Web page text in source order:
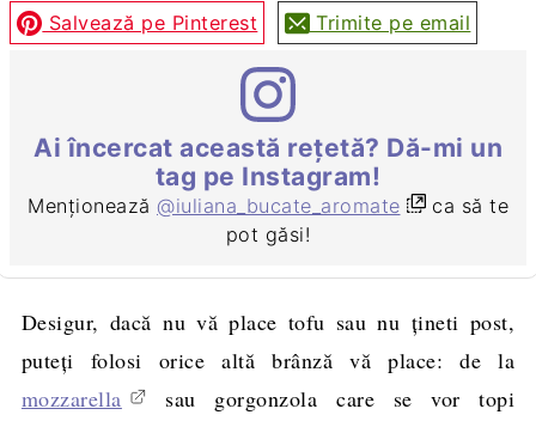
Salvează pe Pinterest Trimite pe email
Ai încercat această rețetă? Dă-mi un
tag pe Instagram!
Menționează @iuliana_bucate_aromate
ca să te
pot găsi!
Desigur, dacă nu vă place tofu sau nu ţineti post,
puteți folosi orice altă brânză vă place: de la
mozzarella
sau gorgonzola care se vor topi